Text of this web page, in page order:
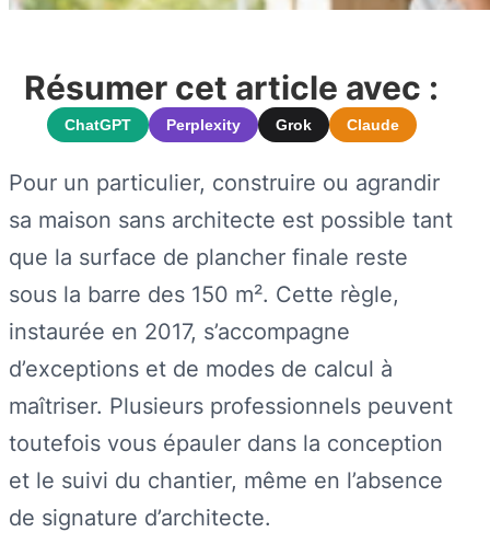
Résumer cet article avec :
ChatGPT Perplexity Grok Claude
Pour un particulier, construire ou agrandir
sa maison sans architecte est possible tant
que la surface de plancher finale reste
sous la barre des 150 m². Cette règle,
instaurée en 2017, s’accompagne
d’exceptions et de modes de calcul à
maîtriser. Plusieurs professionnels peuvent
toutefois vous épauler dans la conception
et le suivi du chantier, même en l’absence
de signature d’architecte.